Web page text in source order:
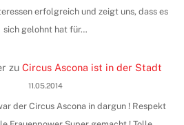
erfolgreich und zeigt uns, dass es
sich gelohnt hat für…
zu Circus Ascona ist in der Stadt
11.05.2014
der Circus Ascona in dargun ! Respekt